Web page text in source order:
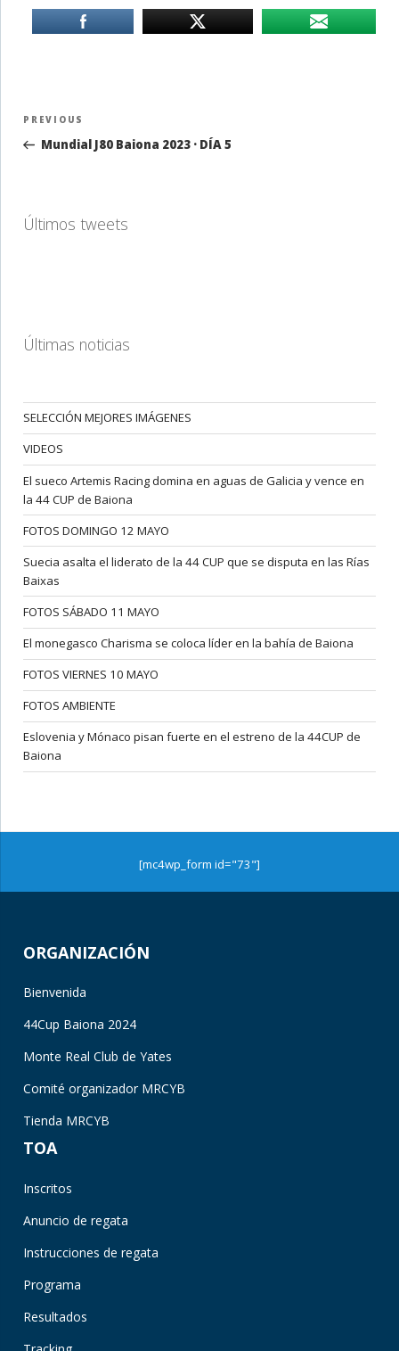
Navegación
entradas
Previous
Post
PREVIOUS
Mundial J80 Baiona 2023 · DÍA 5
Últimos tweets
Últimas noticias
SELECCIÓN MEJORES IMÁGENES
VIDEOS
El sueco Artemis Racing domina en aguas de Galicia y vence en
la 44 CUP de Baiona
FOTOS DOMINGO 12 MAYO
Suecia asalta el liderato de la 44 CUP que se disputa en las Rías
Baixas
FOTOS SÁBADO 11 MAYO
El monegasco Charisma se coloca líder en la bahía de Baiona
FOTOS VIERNES 10 MAYO
FOTOS AMBIENTE
Eslovenia y Mónaco pisan fuerte en el estreno de la 44CUP de
Baiona
[mc4wp_form id="73"]
ORGANIZACIÓN
Bienvenida
44Cup Baiona 2024
Monte Real Club de Yates
Comité organizador MRCYB
Tienda MRCYB
TOA
Inscritos
Anuncio de regata
Instrucciones de regata
Programa
Resultados